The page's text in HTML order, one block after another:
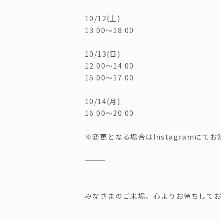
10/12(土)
13:00〜18:00
10/13(日)
12:00〜14:00
15:00〜17:00
10/14(月)
16:00〜20:00
※変更となる場合はInstagramにてお
———
みなさまのご来場、心よりお待ちしてお